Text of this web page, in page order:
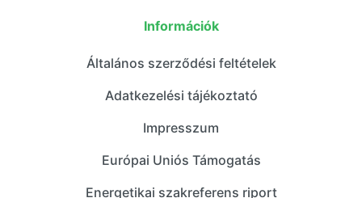
Információk
Általános szerződési feltételek
Adatkezelési tájékoztató
Impresszum
Európai Uniós Támogatás
Energetikai szakreferens riport